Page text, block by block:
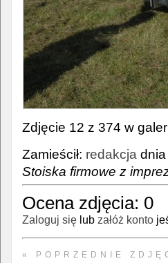
Zdjęcie 12 z 374 w
Zamieścił: redakcja
Stoiska firmowe z
Ocena zdjęcia: 0
Zaloguj się lub załóż konto
« POPRZEDNIE